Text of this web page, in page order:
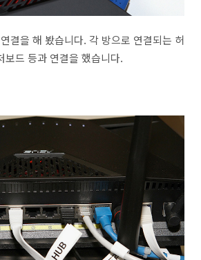
결을 해 봤습니다. 각 방으로 연결되는 허
드 등과 연결을 했습니다.